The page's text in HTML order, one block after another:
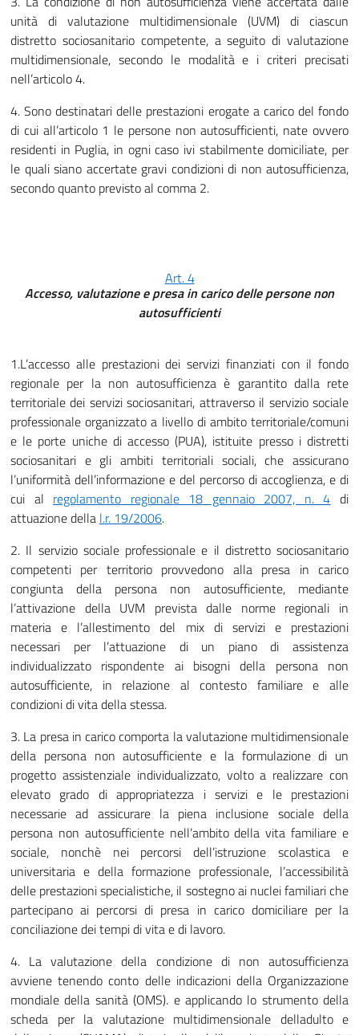
unità di valutazione multidimensionale (UVM) di ciascun
distretto sociosanitario competente, a seguito di valutazione
multidimensionale, secondo le modalità e i criteri precisati
nell’articolo 4.
4. Sono destinatari delle prestazioni erogate a carico del fondo
di cui all’articolo 1 le persone non autosufficienti, nate ovvero
residenti in Puglia, in ogni caso ivi stabilmente domiciliate, per
le quali siano accertate gravi condizioni di non autosufficienza,
secondo quanto previsto al comma 2.
Art. 4
Accesso, valutazione e presa in carico delle persone non
autosufficienti
1.L’accesso alle prestazioni dei servizi finanziati con il fondo
regionale per la non autosufficienza è garantito dalla rete
territoriale dei servizi sociosanitari, attraverso il servizio sociale
professionale organizzato a livello di ambito territoriale/comuni
e le porte uniche di accesso (PUA), istituite presso i distretti
sociosanitari e gli ambiti territoriali sociali, che assicurano
l’uniformità dell’informazione e del percorso di accoglienza, e di
cui al regolamento regionale 18 gennaio 2007, n. 4 di
attuazione della l.r. 19/2006.
2. Il servizio sociale professionale e il distretto sociosanitario
competenti per territorio provvedono alla presa in carico
congiunta della persona non autosufficiente, mediante
l’attivazione della UVM prevista dalle norme regionali in
materia e l’allestimento del mix di servizi e prestazioni
necessari per l’attuazione di un piano di assistenza
individualizzato rispondente ai bisogni della persona non
autosufficiente, in relazione al contesto familiare e alle
condizioni di vita della stessa.
3. La presa in carico comporta la valutazione multidimensionale
della persona non autosufficiente e la formulazione di un
progetto assistenziale individualizzato, volto a realizzare con
elevato grado di appropriatezza i servizi e le prestazioni
necessarie ad assicurare la piena inclusione sociale della
persona non autosufficiente nell’ambito della vita familiare e
sociale, nonchè nei percorsi dell’istruzione scolastica e
universitaria e della formazione professionale, l’accessibilità
delle prestazioni specialistiche, il sostegno ai nuclei familiari che
partecipano ai percorsi di presa in carico domiciliare per la
conciliazione dei tempi di vita e di lavoro.
4. La valutazione della condizione di non autosufficienza
avviene tenendo conto delle indicazioni della Organizzazione
mondiale della sanità (OMS). e applicando lo strumento della
scheda per la valutazione multidimensionale delladulto e